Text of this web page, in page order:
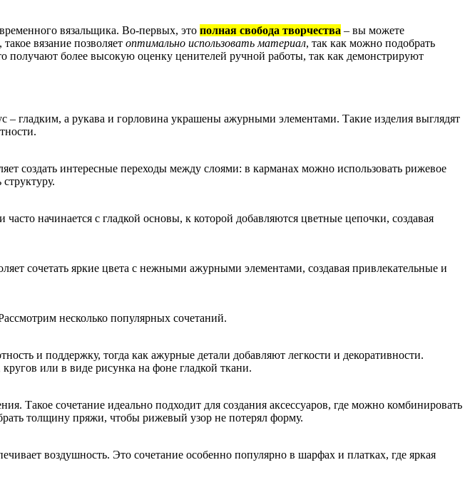
вязальщика. Во-первых, это полная свобода творчества – вы можете
вязание позволяет оптимально использовать материал, так как можно подобрать
более высокую оценку ценителей ручной работы, так как демонстрируют
гладким, а рукава и горловина украшены ажурными элементами. Такие изделия выглядят
создать интересные переходы между слоями: в карманах можно использовать рижевое
начинается с гладкой основы, к которой добавляются цветные цепочки, создавая
сочетать яркие цвета с нежными ажурными элементами, создавая привлекательные и
несколько популярных сочетаний.
и поддержку, тогда как ажурные детали добавляют легкости и декоративности.
или в виде рисунка на фоне гладкой ткани.
Такое сочетание идеально подходит для создания аксессуаров, где можно комбинировать
толщину пряжи, чтобы рижевый узор не потерял форму.
воздушность. Это сочетание особенно популярно в шарфах и платках, где яркая